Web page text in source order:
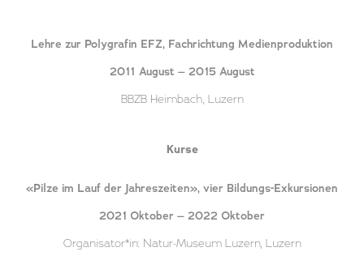
Lehre zur Polygrafin EFZ, Fachrichtung Medienproduktion
2011 August – 2015 August
BBZB Heimbach, Luzern
Kurse
«Pilze im Lauf der Jahreszeiten», vier Bildungs-Exkursionen
2021 Oktober – 2022 Oktober
Organisator*in: Natur-Museum Luzern, Luzern